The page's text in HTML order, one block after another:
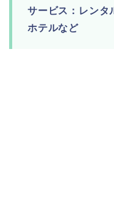
サービス：レンタ
ホテルなど